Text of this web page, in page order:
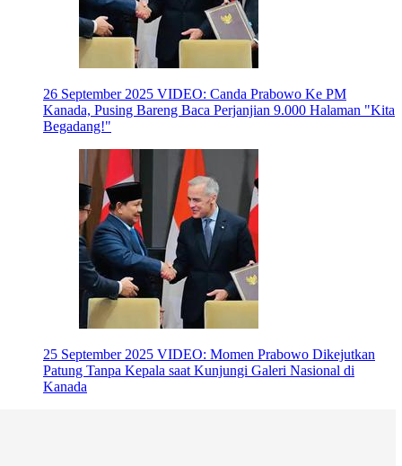
26 September 2025 VIDEO: Canda Prabowo Ke PM
Kanada, Pusing Bareng Baca Perjanjian 9.000 Halaman "Kita
Begadang!"
25 September 2025 VIDEO: Momen Prabowo Dikejutkan
Patung Tanpa Kepala saat Kunjungi Galeri Nasional di
Kanada